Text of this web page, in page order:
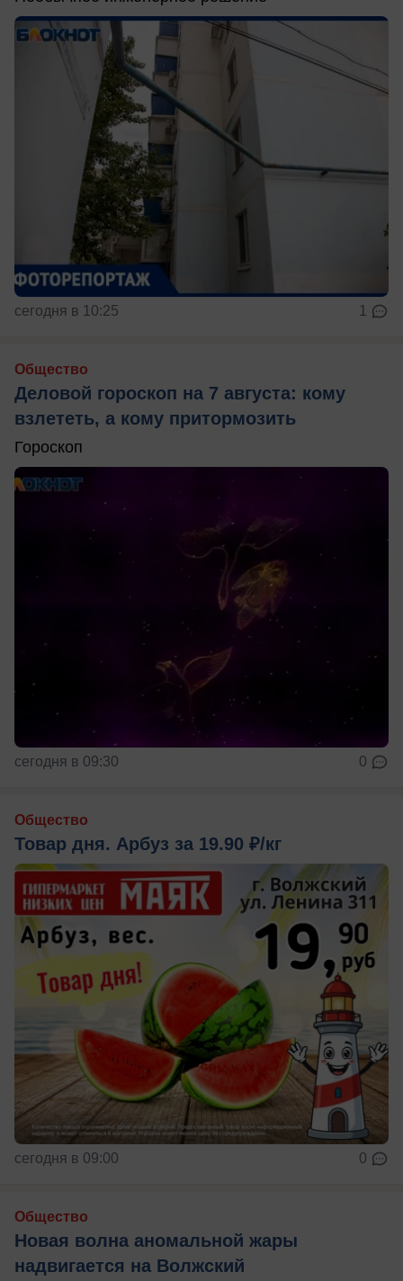
сегодня в 10:25 1
Общество
Деловой гороскоп на 7 августа: кому
взлететь, а кому притормозить
Гороскоп
сегодня в 09:30 0
Общество
Товар дня. Арбуз за 19.90 ₽/кг
сегодня в 09:00 0
Общество
Новая волна аномальной жары
надвигается на Волжский